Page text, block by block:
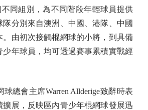
同組別，為不同階段年輕球員提供
分別來自澳洲、中國、港隊、中國
。由初次接觸棍網球的小將，到具備
少年球員，均可透過賽事累積實戰經
會主席Warren Allderige致辭時表
擴展，反映區內青少年棍網球發展迅